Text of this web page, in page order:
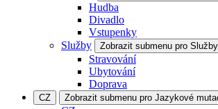
Hudba
Divadlo
Vstupenky
Služby
Zobrazit submenu pro Služby
Stravování
Ubytování
Doprava
CZ Zobrazit submenu pro Jazykové